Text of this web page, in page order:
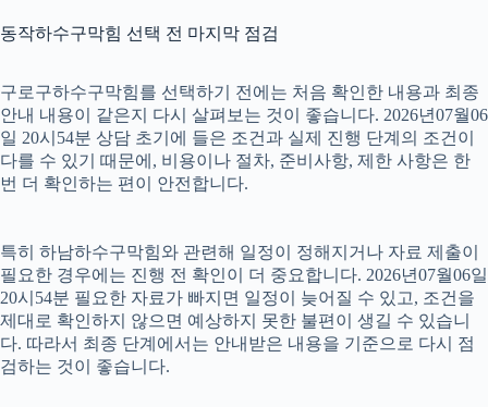
동작하수구막힘 선택 전 마지막 점검
구로구하수구막힘를 선택하기 전에는 처음 확인한 내용과 최종
안내 내용이 같은지 다시 살펴보는 것이 좋습니다. 2026년07월06
일 20시54분 상담 초기에 들은 조건과 실제 진행 단계의 조건이
다를 수 있기 때문에, 비용이나 절차, 준비사항, 제한 사항은 한
번 더 확인하는 편이 안전합니다.
특히 하남하수구막힘와 관련해 일정이 정해지거나 자료 제출이
필요한 경우에는 진행 전 확인이 더 중요합니다. 2026년07월06일
20시54분 필요한 자료가 빠지면 일정이 늦어질 수 있고, 조건을
제대로 확인하지 않으면 예상하지 못한 불편이 생길 수 있습니
다. 따라서 최종 단계에서는 안내받은 내용을 기준으로 다시 점
검하는 것이 좋습니다.